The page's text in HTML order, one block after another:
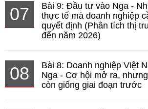
07
Bài 9: Đầu tư vào Nga -
thực tế mà doanh nghiệp
quyết định (Phân tích thị
đến năm 2026)
08
Bài 8: Doanh nghiệp Việt
Nga - Cơ hội mở ra,
còn giống giai đoạn trước